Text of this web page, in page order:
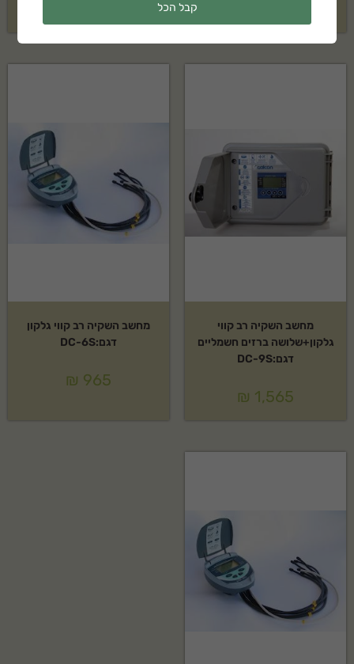
מחשב השקיה רב קווי
גלקון+שלושה ברזים חשמליים
דגם:DC-9S
₪ 1,565
מחשב השקיה רב קווי גלקון
דגם:DC-6S
₪ 965
קבל הכל